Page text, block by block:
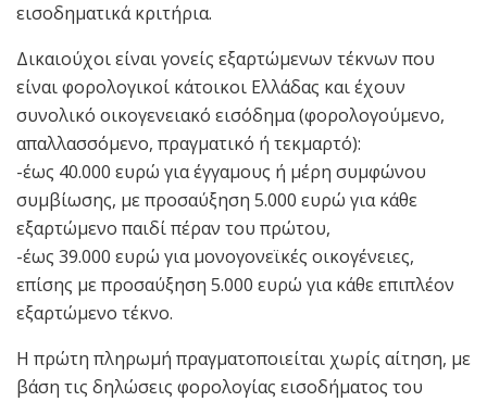
εισοδηματικά κριτήρια.
Δικαιούχοι είναι γονείς εξαρτώμενων τέκνων που
είναι φορολογικοί κάτοικοι Ελλάδας και έχουν
συνολικό οικογενειακό εισόδημα (φορολογούμενο,
απαλλασσόμενο, πραγματικό ή τεκμαρτό):
-έως 40.000 ευρώ για έγγαμους ή μέρη συμφώνου
συμβίωσης, με προσαύξηση 5.000 ευρώ για κάθε
εξαρτώμενο παιδί πέραν του πρώτου,
-έως 39.000 ευρώ για μονογονεϊκές οικογένειες,
επίσης με προσαύξηση 5.000 ευρώ για κάθε επιπλέον
εξαρτώμενο τέκνο.
Η πρώτη πληρωμή πραγματοποιείται χωρίς αίτηση, με
βάση τις δηλώσεις φορολογίας εισοδήματος του